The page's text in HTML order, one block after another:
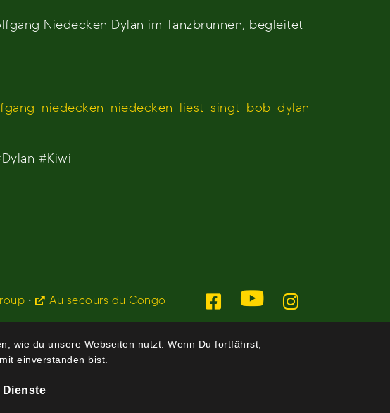
Niedecken Dylan im Tanzbrunnen, begleitet
niedecken-niedecken-liest-singt-bob-dylan-
#Kiwi
• Au secours du Congo
wie du unsere Webseiten nutzt. Wenn Du fortfährst,
einverstanden bist.
Dienste